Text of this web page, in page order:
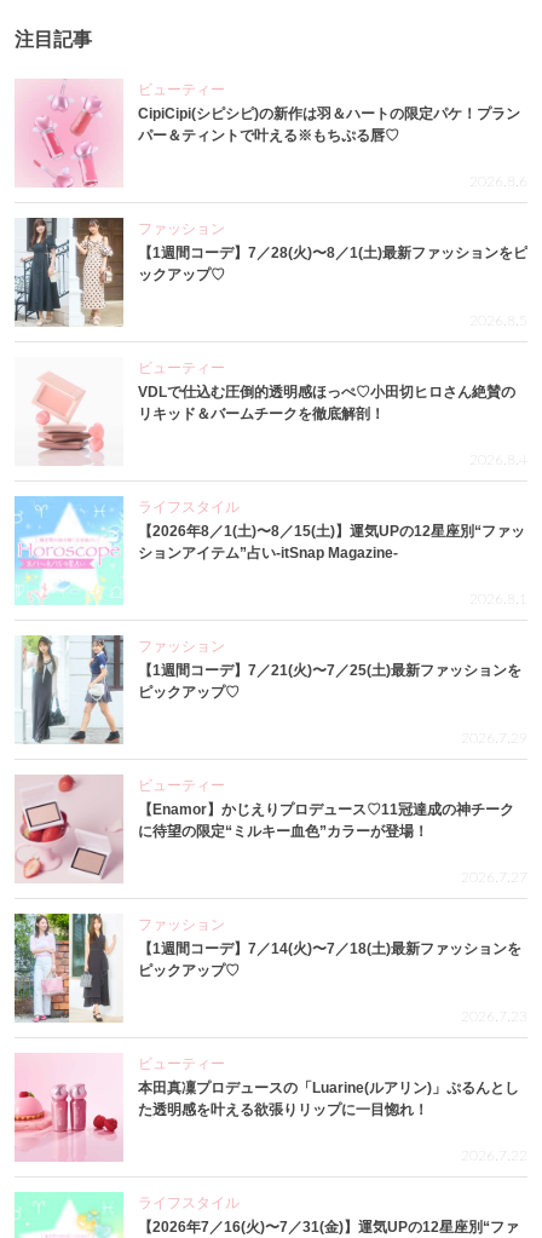
注目記事
ビューティー
CipiCipi(シピシピ)の新作は羽＆ハートの限定パケ！プラン
パー＆ティントで叶える※もちぷる唇♡
2026.8.6
ファッション
【1週間コーデ】7／28(火)〜8／1(土)最新ファッションをピ
ックアップ♡
2026.8.5
ビューティー
VDLで仕込む圧倒的透明感ほっぺ♡小田切ヒロさん絶賛の
リキッド＆バームチークを徹底解剖！
2026.8.4
ライフスタイル
【2026年8／1(土)〜8／15(土)】運気UPの12星座別“ファッ
ションアイテム”占い-itSnap Magazine-
2026.8.1
ファッション
【1週間コーデ】7／21(火)〜7／25(土)最新ファッションを
ピックアップ♡
2026.7.29
ビューティー
【Enamor】かじえりプロデュース♡11冠達成の神チーク
に待望の限定“ミルキー血色”カラーが登場！
2026.7.27
ファッション
【1週間コーデ】7／14(火)〜7／18(土)最新ファッションを
ピックアップ♡
2026.7.23
ビューティー
本田真凜プロデュースの「Luarine(ルアリン)」ぷるんとし
た透明感を叶える欲張りリップに一目惚れ！
2026.7.22
ライフスタイル
【2026年7／16(火)〜7／31(金)】運気UPの12星座別“ファ